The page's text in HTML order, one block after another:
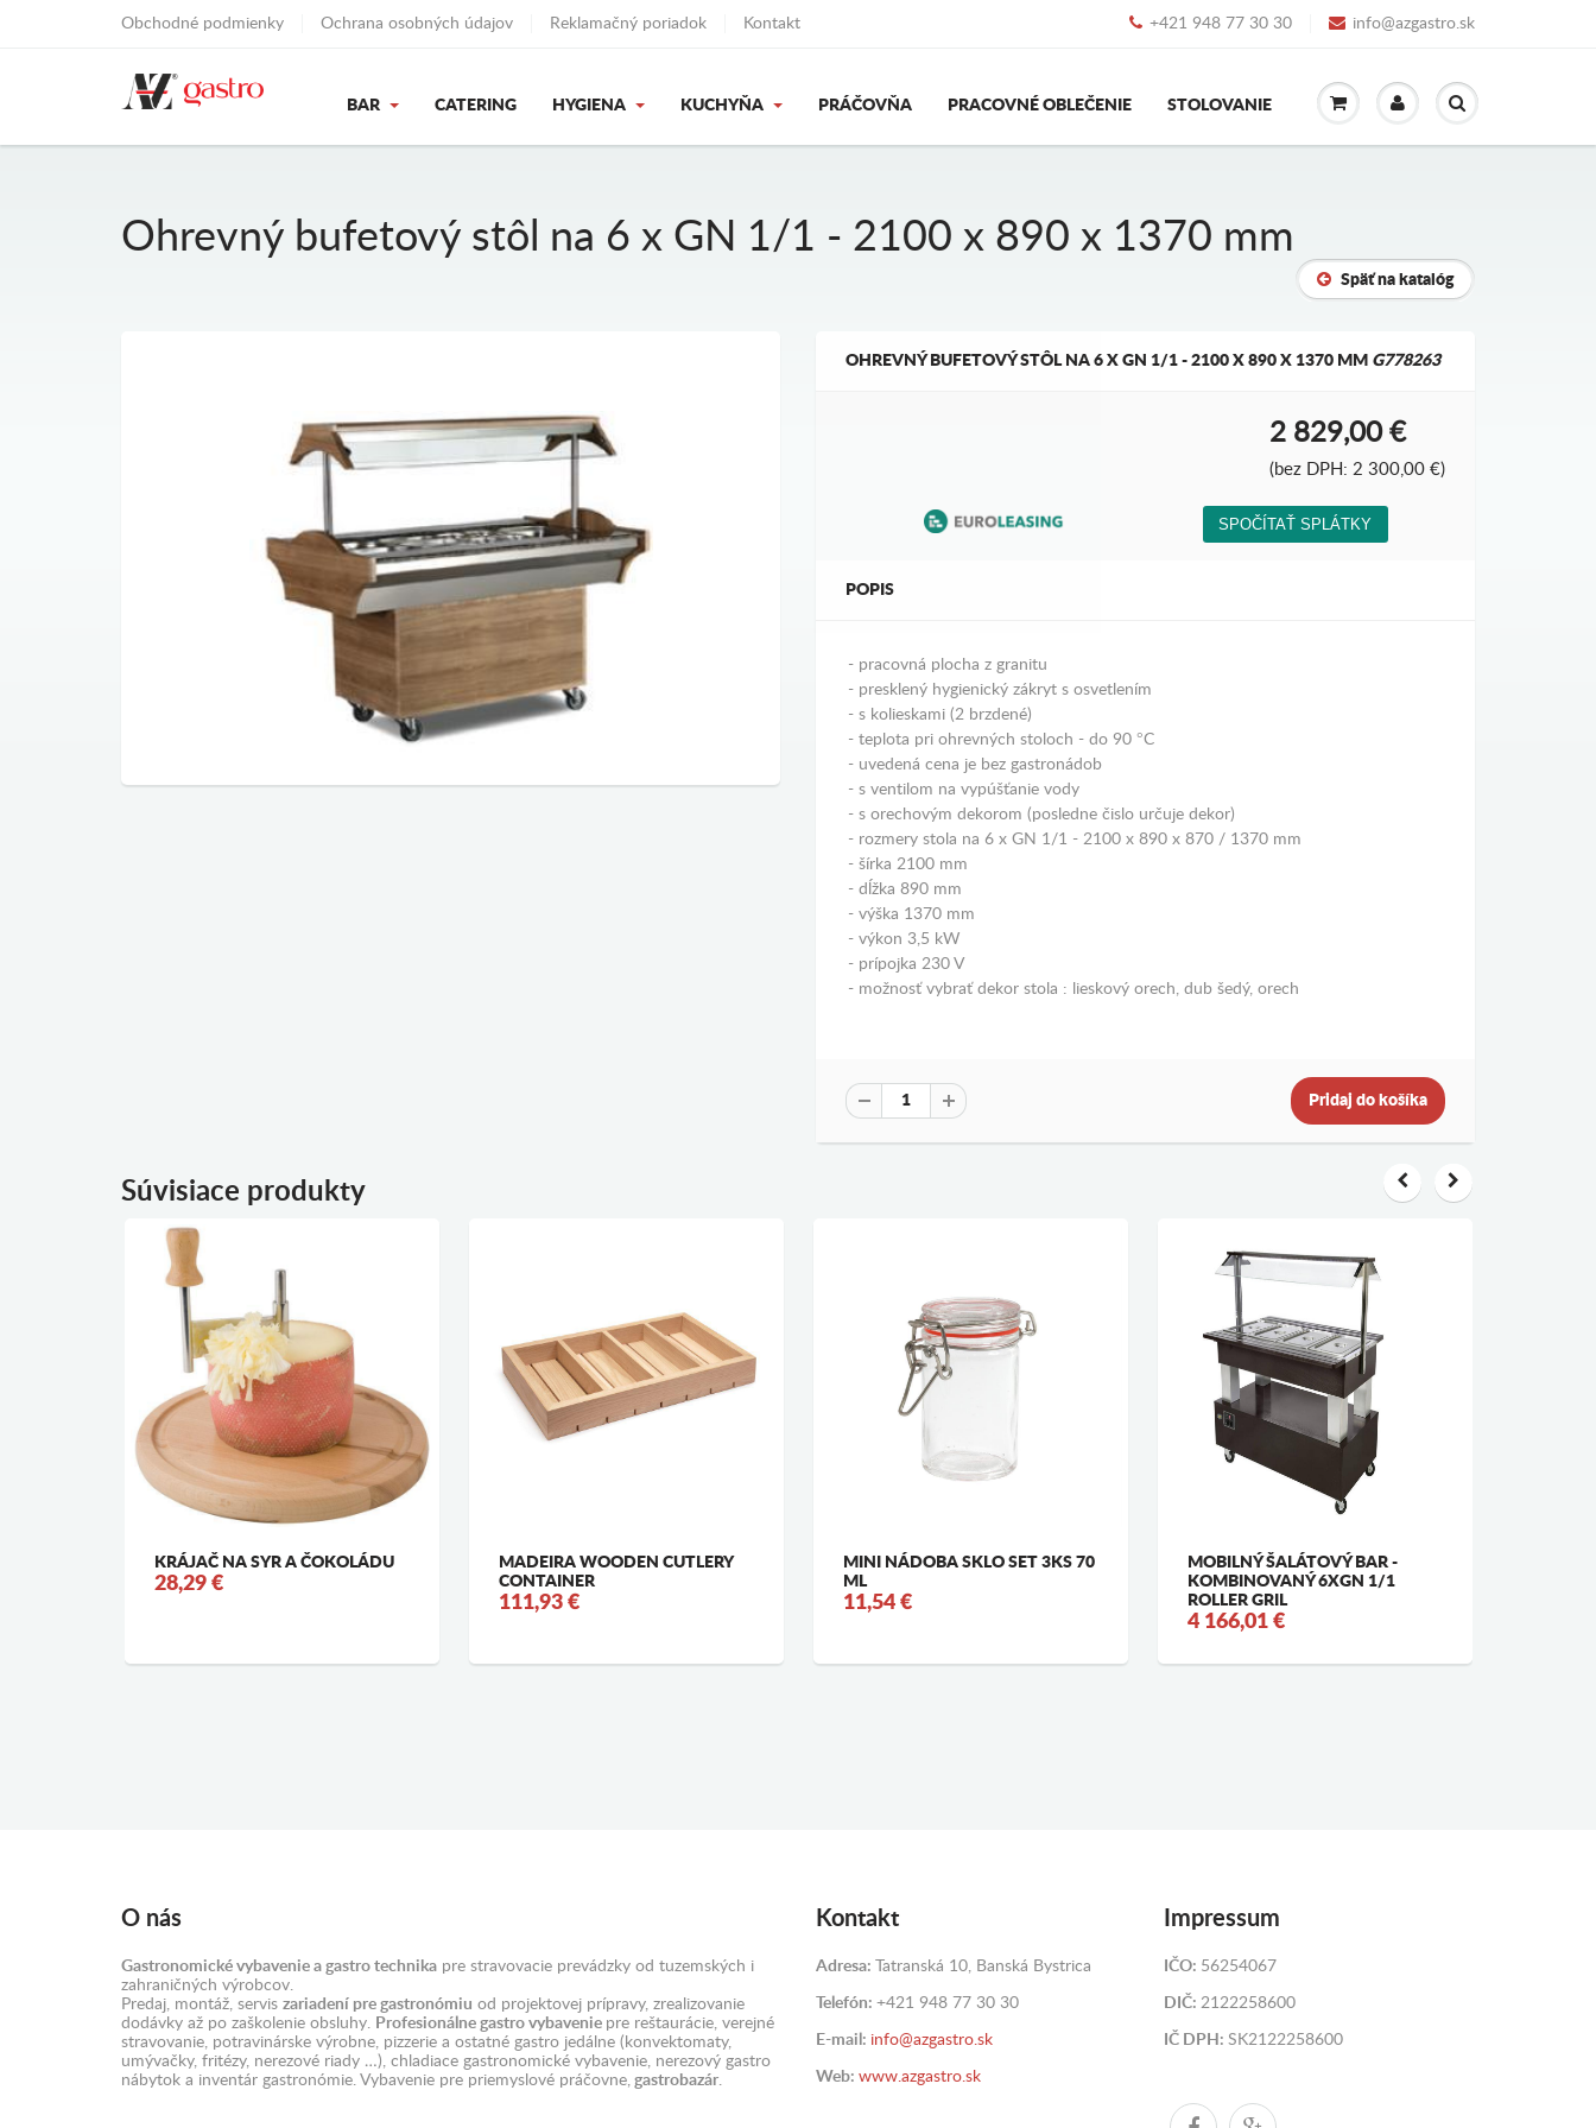
Obchodné podmienky Ochrana osobných údajov Reklamačný poriadok Kontakt +421 948 77 30 30 info@azgastro.sk
BAR CATERING HYGIENA KUCHYŇA PRÁČOVŇA PRACOVNÉ OBLEČENIE STOLOVANIE
Ohrevný bufetový stôl na 6 x GN 1/1 - 2100 x 890 x 1370 mm
Späť na katalóg
OHREVNÝ BUFETOVÝ STÔL NA 6 X GN 1/1 - 2100 X 890 X 1370 MM G778263
2 829,00 €
(bez DPH: 2 300,00 €)
POPIS
- pracovná plocha z granitu
- presklený hygienický zákryt s osvetlením
- s kolieskami (2 brzdené)
- teplota pri ohrevných stoloch - do 90 °C
- uvedená cena je bez gastronádob
- s ventilom na vypúšťanie vody
- s orechovým dekorom (posledne čislo určuje dekor)
- rozmery stola na 6 x GN 1/1 - 2100 x 890 x 870 / 1370 mm
- šírka 2100 mm
- dĺžka 890 mm
- výška 1370 mm
- výkon 3,5 kW
- prípojka 230 V
- možnosť vybrať dekor stola : lieskový orech, dub šedý, orech
Pridaj do košíka
Súvisiace produkty
KRÁJAČ NA SYR A ČOKOLÁDU
28,29 €
MADEIRA WOODEN CUTLERY
CONTAINER
111,93 €
MINI NÁDOBA SKLO SET 3KS 70
ML
11,54 €
MOBILNÝ ŠALÁTOVÝ BAR -
KOMBINOVANÝ 6XGN 1/1
ROLLER GRIL
4 166,01 €
O nás
Gastronomické vybavenie a gastro technika pre stravovacie prevádzky od tuzemských i
zahraničných výrobcov.
Predaj, montáž, servis zariadení pre gastronómiu od projektovej prípravy, zrealizovanie
dodávky až po zaškolenie obsluhy. Profesionálne gastro vybavenie pre reštaurácie, verejné
stravovanie, potravinárske výrobne, pizzerie a ostatné gastro jedálne (konvektomaty,
umývačky, fritézy, nerezové riady …), chladiace gastronomické vybavenie, nerezový gastro
nábytok a inventár gastronómie. Vybavenie pre priemyslové práčovne, gastrobazár.
Kontakt
Adresa: Tatranská 10, Banská Bystrica
Telefón: +421 948 77 30 30
E-mail: info@azgastro.sk
Web: www.azgastro.sk
Impressum
IČO: 56254067
DIČ: 2122258600
IČ DPH: SK2122258600